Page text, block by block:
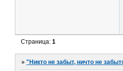
Страница:1
»"Никто не забыт, ничто не